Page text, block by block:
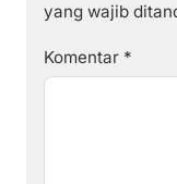
yang wajib
Komentar *